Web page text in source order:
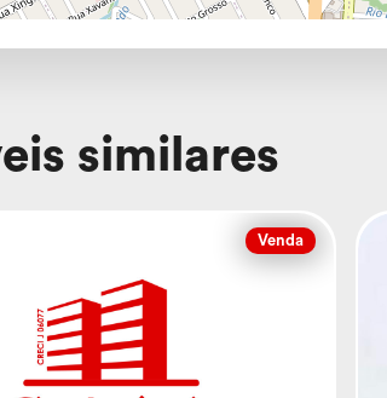
similares
Venda